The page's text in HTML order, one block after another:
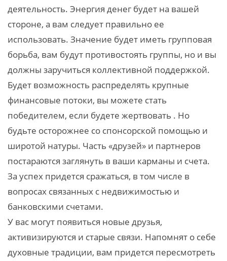
деятельность. Энергия денег будет на вашей
стороне, а вам следует правильно ее
использовать. Значение будет иметь групповая
борьба, вам будут противостоять группы, но и вы
должны заручиться коллективной поддержкой.
Будет возможность распределять крупные
финансовые потоки, вы можете стать
победителем, если будете жертвовать . Но
будьте осторожнее со спонсорской помощью и
широтой натуры. Часть «друзей» и партнеров
постараются заглянуть в ваши карманы и счета.
За успех придется сражаться, в том числе в
вопросах связанных с недвижимостью и
банковскими счетами.
У вас могут появиться новые друзья,
активизируются и старые связи. Напомнят о себе
духовные традиции, вам придется пересмотреть